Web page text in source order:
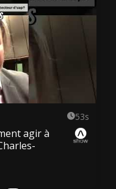
53s
agir à